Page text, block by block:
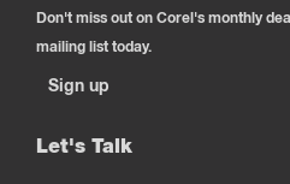
Don't miss out on Corel's monthly
mailing list today.
Sign up
Let's Talk